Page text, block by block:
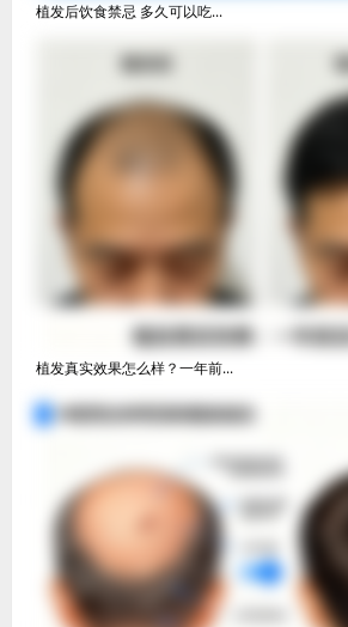
植发后饮食禁忌 多久可以吃...
植发真实效果怎么样？一年前...